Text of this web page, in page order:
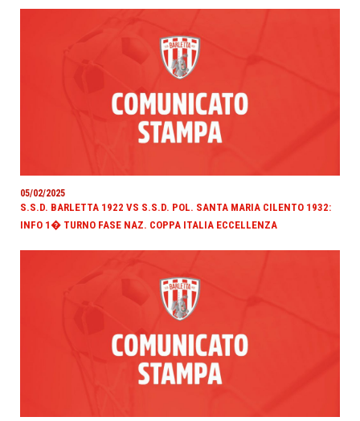
05/02/2025
S.S.D. BARLETTA 1922 VS S.S.D. POL. SANTA MARIA CILENTO 1932:
INFO 1� TURNO FASE NAZ. COPPA ITALIA ECCELLENZA